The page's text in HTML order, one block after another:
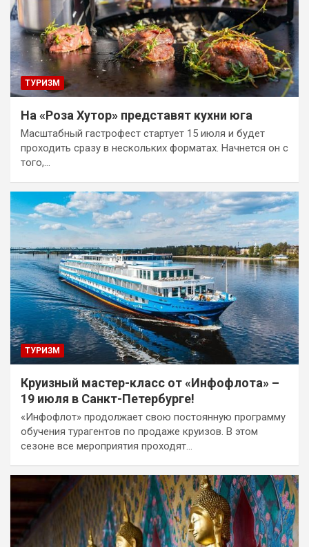
ТУРИЗМ
На «Роза Хутор» представят кухни юга
Масштабный гастрофест стартует 15 июля и будет
проходить сразу в нескольких форматах. Начнется он с
того,…
ТУРИЗМ
Круизный мастер-класс от «Инфофлота» –
19 июля в Санкт-Петербурге!
«Инфофлот» продолжает свою постоянную программу
обучения турагентов по продаже круизов. В этом
сезоне все мероприятия проходят…